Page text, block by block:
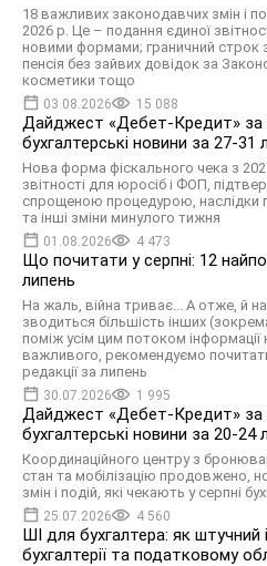
18 важливих законодавчих змін і
2026 р. Це – подання єдиної
новими формами; граничний строк
пенсія без зайвих довідок за
косметики тощо
03.08.2026 15 088
Дайджест «Дебет-Кредит» за
бухгалтерські новини за 27-31
Нова форма фіскального чека з
звітності для юросіб і ФОП,
спрощеною процедурою, наслідки
та інші зміни минулого тижня
01.08.2026 4 473
Що почитати у серпні: 12
липень
На жаль, війна триває... А отже, й
зводиться більшість інших
поміж усім цим потоком інформації
важливого, рекомендуємо
редакції за липень
30.07.2026 1 995
Дайджест «Дебет-Кредит» за
бухгалтерські новини за 20-24
Координаційного центру з
стан та мобілізацію продовжено,
змін і подій, які чекають у серпні
25.07.2026 4 560
ШІ для бухгалтера: як штучний
бухгалтерії та податковому